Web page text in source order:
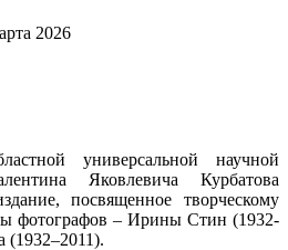
2026
универсальной научной
Яковлевича Курбатова
посвященное творческому
фотографов – Ирины Стин (1932-
(1932–2011).